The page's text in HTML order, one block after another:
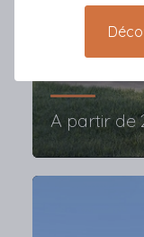
SNC LES
A partir de